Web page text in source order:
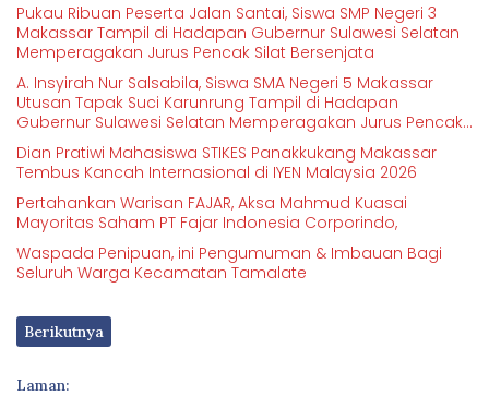
Pukau Ribuan Peserta Jalan Santai, Siswa SMP Negeri 3
Makassar Tampil di Hadapan Gubernur Sulawesi Selatan
Memperagakan Jurus Pencak Silat Bersenjata
A. Insyirah Nur Salsabila, Siswa SMA Negeri 5 Makassar
Utusan Tapak Suci Karunrung Tampil di Hadapan
Gubernur Sulawesi Selatan Memperagakan Jurus Pencak
Silat
Dian Pratiwi Mahasiswa STIKES Panakkukang Makassar
Tembus Kancah Internasional di IYEN Malaysia 2026
Pertahankan Warisan FAJAR, Aksa Mahmud Kuasai
Mayoritas Saham PT Fajar Indonesia Corporindo,
Waspada Penipuan, ini Pengumuman & Imbauan Bagi
Seluruh Warga Kecamatan Tamalate
Berikutnya
Laman: